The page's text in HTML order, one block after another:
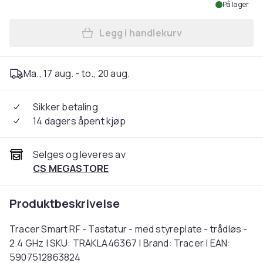
På lager
Legg Tracer Smart RF -
Legg i handlekurv
Ma., 17 aug. - to., 20 aug.
Sikker betaling
14 dagers åpent kjøp
Selges og leveres av
CS MEGASTORE
Produktbeskrivelse
Tracer Smart RF - Tastatur - med styreplate - trådløs -
2.4 GHz | SKU: TRAKLA46367 | Brand: Tracer | EAN:
5907512863824